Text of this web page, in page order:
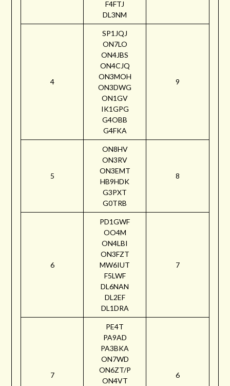
F4FTJ
DL3NM
4
SP1JQJ
ON7LO
ON4JBS
ON4CJQ
ON3MOH
ON3DWG
ON1GV
IK1GPG
G4OBB
G4FKA
9
5
ON8HV
ON3RV
ON3EMT
HB9HDK
G3PXT
G0TRB
8
6
PD1GWF
OO4M
ON4LBI
ON3FZT
MW6IUT
F5LWF
DL6NAN
DL2EF
DL1DRA
7
7
PE4T
PA9AD
PA3BKA
ON7WD
ON6ZT/P
ON4VT
6